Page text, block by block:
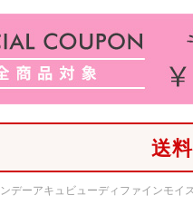
送
デーアキュビューディファインモイ